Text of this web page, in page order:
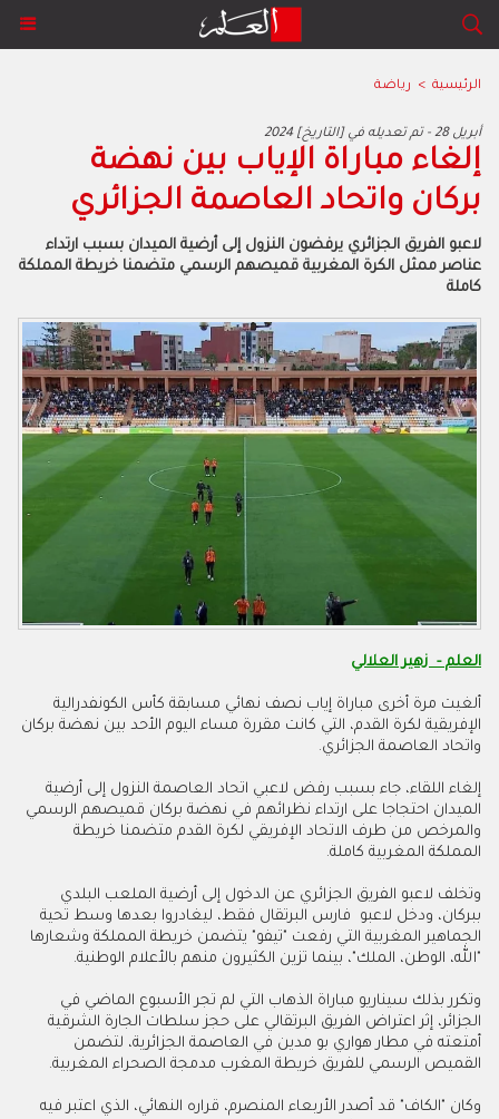
الرئيسية > رياضة
2024 أبريل 28 - تم تعديله في [التاريخ]
إلغاء مباراة الإياب بين نهضة
بركان واتحاد العاصمة الجزائري
لاعبو الفريق الجزائري يرفضون النزول إلى أرضية الميدان بسبب ارتداء
عناصر ممثل الكرة المغربية قميصهم الرسمي متضمنا خريطة المملكة
كاملة
العلم - زهير العلالي
ألغيت مرة أخرى مباراة إياب نصف نهائي مسابقة كأس الكونفدرالية
الإفريقية لكرة القدم، التي كانت مقررة مساء اليوم الأحد بين نهضة بركان
واتحاد العاصمة الجزائري.
إلغاء اللقاء، جاء بسبب رفض لاعبي اتحاد العاصمة النزول إلى أرضية
الميدان احتجاجا على ارتداء نظرائهم في نهضة بركان قميصهم الرسمي
والمرخص من طرف الاتحاد الإفريقي لكرة القدم متضمنا خريطة
المملكة المغربية كاملة.
وتخلف لاعبو الفريق الجزائري عن الدخول إلى أرضية الملعب البلدي
ببركان، ودخل لاعبو فارس البرتقال فقط، ليغادروا بعدها وسط تحية
الجماهير المغربية التي رفعت "تيفو" يتضمن خريطة المملكة وشعارها
"الله، الوطن، الملك"، بينما تزين الكثيرون منهم بالأعلام الوطنية.
وتكرر بذلك سيناريو مباراة الذهاب التي لم تجر الأسبوع الماضي في
الجزائر، إثر اعتراض الفريق البرتقالي على حجز سلطات الجارة الشرقية
أمتعته في مطار هواري بو مدين في العاصمة الجزائرية، لتضمن
القميص الرسمي للفريق خريطة المغرب مدمجة الصحراء المغربية.
وكان "الكاف" قد أصدر الأربعاء المنصرم، قراره النهائي، الذي اعتبر فيه